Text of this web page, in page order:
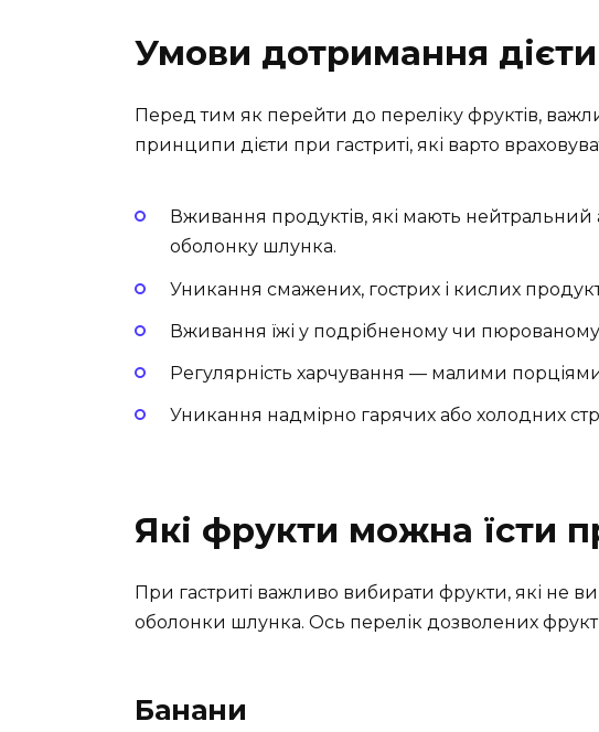
Умови дотримання дієти
Перед тим як перейти до переліку фруктів,
принципи дієти при гастриті, які варто
Вживання продуктів, які мають
оболонку шлунка.
Уникання смажених, гострих і кислих
Вживання їжі у подрібненому чи пюрованому
Регулярність харчування — малими
Уникання надмірно гарячих або холодних
Які фрукти можна їсти
При гастриті важливо вибирати фрукти, які не
оболонки шлунка. Ось перелік дозволених
Банани